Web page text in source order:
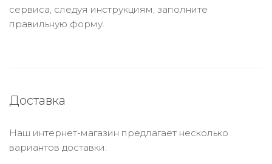
сервиса, следуя инструкциям, заполните
правильную форму.
Доставка
Наш интернет-магазин предлагает несколько
вариантов доставки: